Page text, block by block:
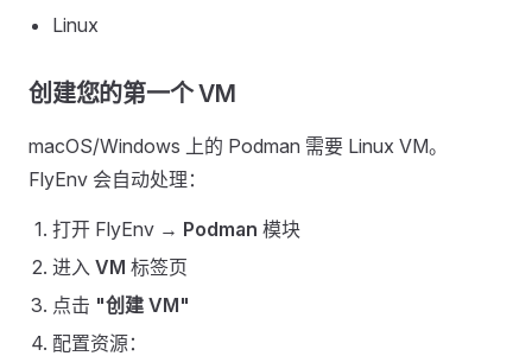
Linux
创建您的第一个 VM
macOS/Windows 上的 Podman 需要 Linux VM。
FlyEnv 会自动处理：
打开 FlyEnv → Podman 模块
进入 VM 标签页
点击 "创建 VM"
配置资源：